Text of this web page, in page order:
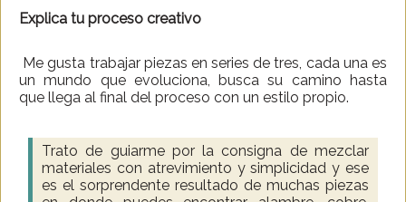
Explica tu proceso creativo
Me gusta trabajar piezas en series de tres, cada una es
un mundo que evoluciona, busca su camino hasta
que llega al final del proceso con un estilo propio.
Trato de guiarme por la consigna de mezclar
materiales con atrevimiento y simplicidad y ese
es el sorprendente resultado de muchas piezas